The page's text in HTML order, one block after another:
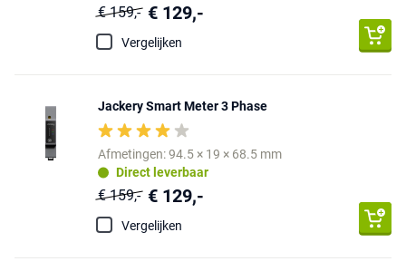
€ 159,- € 129,-
Vergelijken
Jackery Smart Meter 3 Phase
Afmetingen: 94.5 × 19 × 68.5 mm
Direct leverbaar
€ 159,- € 129,-
Vergelijken